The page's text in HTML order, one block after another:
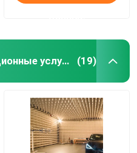
Китайские сертификационные услуги (19)